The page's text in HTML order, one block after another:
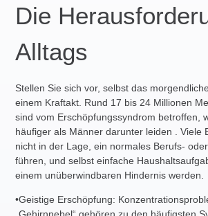
Die
Alltags
Stellen Sie sich vor, selbst das
einem Kraftakt. Rund 17 bis 24 Millionen
sind vom Erschöpfungssyndrom betroffen,
häufiger als Männer darunter leiden . Viele
nicht in der Lage, ein normales Berufs-
führen, und selbst einfache
einem unüberwindbaren Hindernis werden.
•Geistige Erschöpfung: